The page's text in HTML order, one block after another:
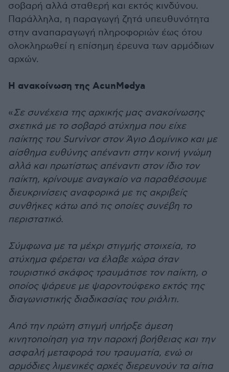
σοβαρή αλλά σταθερή και εκτός κινδύνου.
Παράλληλα, η παραγωγή ζητά υπευθυνότητα
στην αναπαραγωγή πληροφοριών έως ότου
ολοκληρωθεί η επίσημη έρευνα των αρμόδιων
αρχών.
Η ανακοίνωση της AcunMedya
«Σε συνέχεια της αρχικής μας ανακοίνωσης
σχετικά με το σοβαρό ατύχημα που είχε
παίκτης του Survivor στον Άγιο Δομίνικο και με
αίσθημα ευθύνης απέναντι στην κοινή γνώμη
αλλά και πρωτίστως απέναντι στον ίδιο τον
παίκτη, κρίνουμε αναγκαίο να παραθέσουμε
διευκρινίσεις αναφορικά με τις ακριβείς
συνθήκες κάτω από τις οποίες συνέβη το
περιστατικό.
Σύμφωνα με τα μέχρι στιγμής στοιχεία, το
ατύχημα φέρεται να έλαβε χώρα όταν
τουριστικό σκάφος τραυμάτισε τον παίκτη, ο
οποίος ψάρευε με ψαροντούφεκο εκτός της
διαγωνιστικής διαδικασίας του ριάλιτι.
Από την πρώτη στιγμή υπήρξε άμεση
κινητοποίηση για την παροχή βοήθειας και την
ασφαλή μεταφορά του τραυματία, ενώ οι
αρμόδιες λιμενικές αρχές διερευνούν τα αίτια